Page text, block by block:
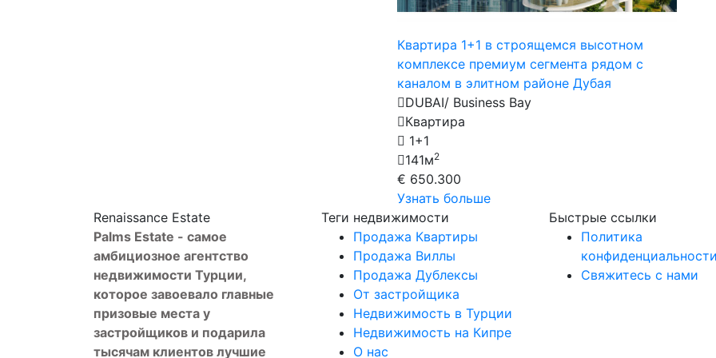
Квартира 1+1 в строящемся высотном
комплексе премиум сегмента рядом с
каналом в элитном районе Дубая
DUBAI/ Business Bay
Квартира
1+1
141м2
€ 650.300
Узнать больше
Renaissance Estate
Palms Estate - самое
амбициозное агентство
недвижимости Турции,
которое завоевало главные
призовые места у
застройщиков и подарила
тысячам клиентов лучшие
Теги недвижимости
Продажа Квартиры
Продажа Виллы
Продажа Дублексы
От застройщика
Недвижимость в Турции
Недвижимость на Кипре
О нас
Быстрые ссылки
Политика
Свяжитесь с нами